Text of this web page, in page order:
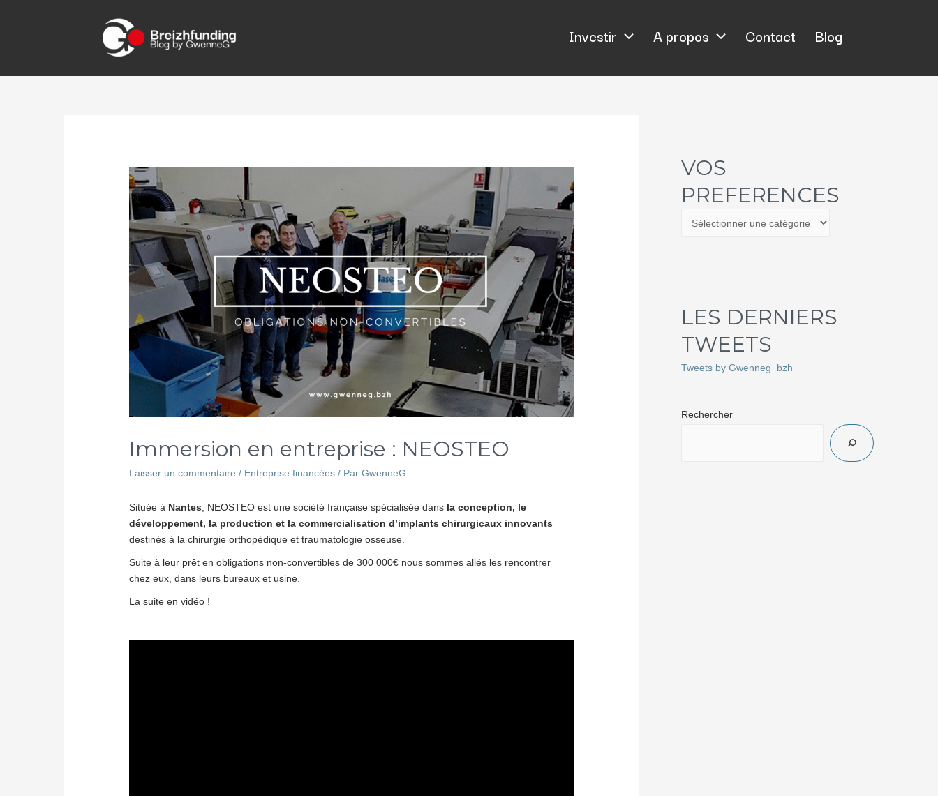
Investir A propos Contact Blog
Immersion en entreprise : NEOSTEO
Laisser un commentaire / Entreprise financées / ParGwenneG
Située à Nantes , NEOSTEO est une société française spécialisée dans la conception, le
développement, la production et la commercialisation d’implants chirurgicaux innovants
destinés à la chirurgie orthopédique et traumatologie osseuse.
Suite à leur prêt en obligations non-convertibles de 300 000€ nous sommes allés les rencontrer
chez eux, dans leurs bureaux et usine.
La suite en vidéo !
VOS
PREFERENCES
LES DERNIERS
TWEETS
Tweets by Gwenneg_bzh
Rechercher